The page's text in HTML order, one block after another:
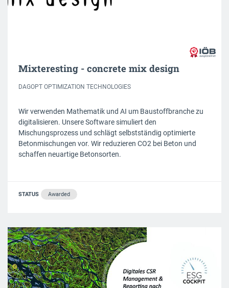
Mixteresting - concrete mix design
DAGOPT OPTIMIZATION TECHNOLOGIES
Wir verwenden Mathematik und AI um Baustoffbranche zu
digitalisieren. Unsere Software simuliert den
Mischungsprozess und schlägt selbstständig optimierte
Betonmischungen vor. Wir reduzieren CO2 bei Beton und
schaffen neuartige Betonsorten.
STATUS Awarded